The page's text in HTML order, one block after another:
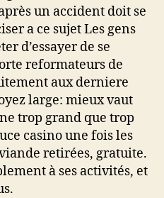
un accident doit se
a ce sujet Les gens
d’essayer de se
reformateurs de
aux derniere
large: mieux vaut
trop grand que trop
casino une fois les
retirées, gratuite.
à ses activités, et